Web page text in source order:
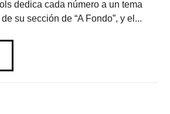
dedica cada número a un tema
su sección de “A Fondo”, y el...